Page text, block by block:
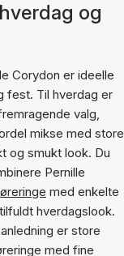
og
Corydon er ideelle
fest. Til hverdag er
valg,
mikse med store
og smukt look. Du
Pernille
øreringe med enkelte
hverdagslook.
er store
med fine